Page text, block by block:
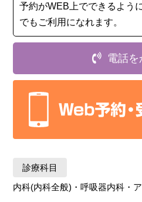
予約がWEB上でできるよう
でもご利用になれます。
電話を
診療科目
内科(内科全般)・呼吸器内科・